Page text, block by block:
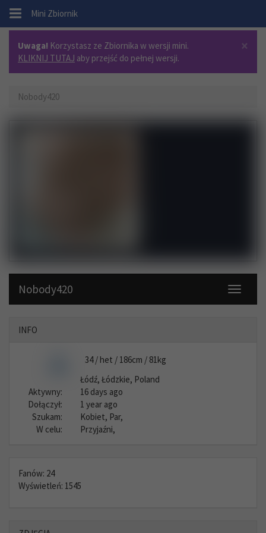
. Mini Zbiornik
×
Uwaga! Korzystasz ze Zbiornika w wersji mini.
KLIKNIJ TUTAJ aby przejść do pełnej wersji.
Nobody420
Toggle
Nobody420
INFO
34 / het / 186cm / 81kg
Łódź, Łódzkie, Poland
Aktywny:
16 days ago
Dołączył:
1 year ago
Szukam:
Kobiet, Par,
W celu:
Przyjaźni,
Fanów: 24
Wyświetleń: 1545